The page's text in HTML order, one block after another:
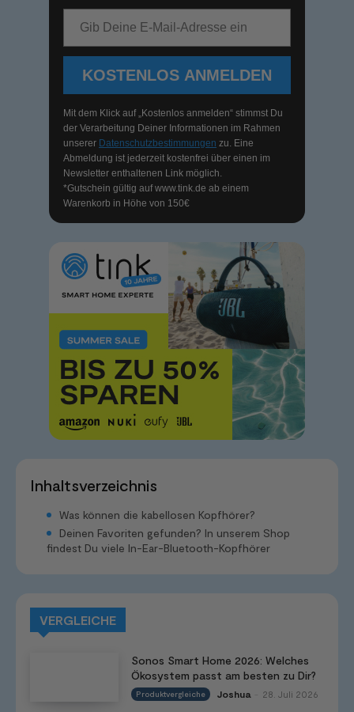
KOSTENLOS ANMELDEN
Mit dem Klick auf „Kostenlos anmelden“ stimmst Du
der Verarbeitung Deiner Informationen im Rahmen
unserer Datenschutzbestimmungen zu. Eine
Abmeldung ist jederzeit kostenfrei über einen im
Newsletter enthaltenen Link möglich.
*Gutschein gültig aufwww.tink.de ab einem
Warenkorb in Höhe von 150€
Inhaltsverzeichnis
Was können die kabellosen Kopfhörer?
Deinen Favoriten gefunden? In unserem Shop
findest Du viele In-Ear-Bluetooth-Kopfhörer
VERGLEICHE
Sonos Smart Home 2026: Welches
Ökosystem passt am besten zu Dir?
Produktvergleiche Joshua 28. Juli 2026